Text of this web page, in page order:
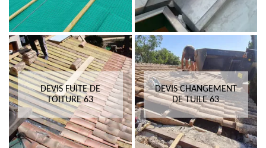
DEVIS FUITE DE
TOITURE 63
DEVIS CHANGEMENT
DE TUILE 63